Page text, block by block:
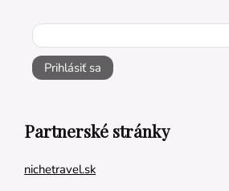
Prihlásiť sa
Partnerské stránky
nichetravel.sk